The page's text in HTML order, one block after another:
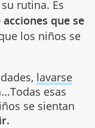
rutina. Es
que se
los niños se
lavarse
esas
se sientan